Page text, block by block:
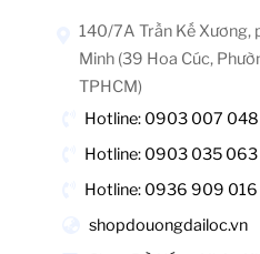
140/7A Trần Kế Xương,
Minh (39 Hoa Cúc,
TPHCM)
Hotline: 0903 007 048
Hotline: 0903 035 063
Hotline: 0936 909 016
shopdouongdailoc.vn